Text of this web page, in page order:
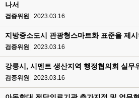
나서
검증위원 2023.03.16
지방중소도시 관광형스마트화 표준을 제
검증위원 2023.03.16
강릉시, 시멘트 생산지역 행정협의회 실무
검증위원 2023.03.16